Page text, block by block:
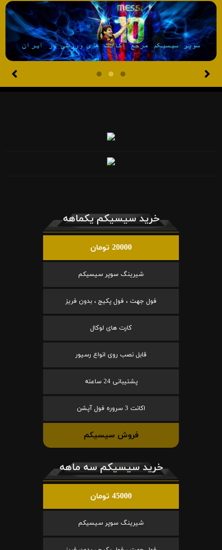
خرید سیسیکم یکماهه
20000 تومان
شیرینگ سوپر سیسیکم
فول جهت ، فول پکیج ، بدون فریز
کارت های لوکال
قابل نصب روی انواع رسیور
پشتیبانی 24 ساعته
اکانت 3 سروره فول آپشن
فروش سیسیکم
خرید سیسیکم سه ماهه
45000 تومان
شیرینگ سوپر سیسیکم